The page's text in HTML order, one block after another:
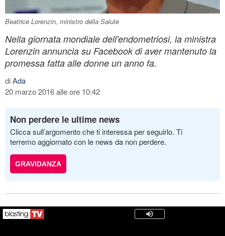
Beatrice Lorenzin, ministro della Salute
Nella giornata mondiale dell'endometriosi, la ministra
Lorenzin annuncia su Facebook di aver mantenuto la
promessa fatta alle donne un anno fa.
diAda
20 marzo 2016 alle ore 10:42
Non perdere le ultime news
Clicca sull’argomento che ti interessa per seguirlo. Ti
terremo aggiornato con le news da non perdere.
GRAVIDANZA